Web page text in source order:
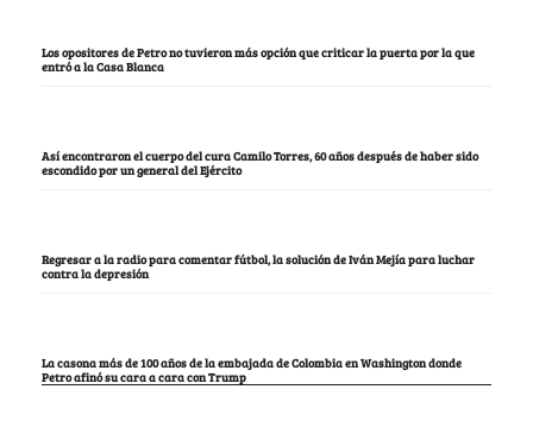
Los opositores de Petro no tuvieron más opción que criticar la puerta por la que
entró a la Casa Blanca
Así encontraron el cuerpo del cura Camilo Torres, 60 años después de haber sido
escondido por un general del Ejército
Regresar a la radio para comentar fútbol, la solución de Iván Mejía para luchar
contra la depresión
La casona más de 100 años de la embajada de Colombia en Washington donde
Petro afinó su cara a cara con Trump